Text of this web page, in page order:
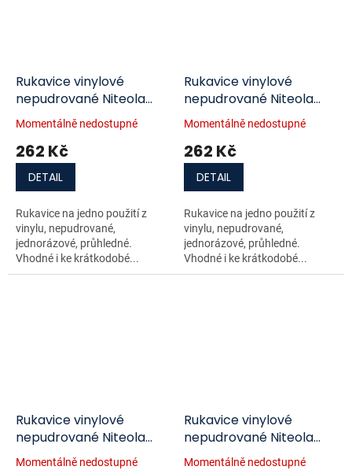
Rukavice vinylové
nepudrované Niteola
vel.XL, 100 ks
Momentálně nedostupné
262 Kč
DETAIL
Rukavice na jedno použití z
vinylu, nepudrované,
jednorázové, průhledné.
Vhodné i ke krátkodobé...
Rukavice vinylové
nepudrované Niteola
vel.S, 100 ks
Momentálně nedostupné
262 Kč
DETAIL
Rukavice na jedno použití z
vinylu, nepudrované,
jednorázové, průhledné.
Vhodné i ke krátkodobé...
Rukavice vinylové
nepudrované Niteola
vel.M, 100 ks
Momentálně nedostupné
Rukavice vinylové
nepudrované Niteola
vel.L, 100 ks
Momentálně nedostupné